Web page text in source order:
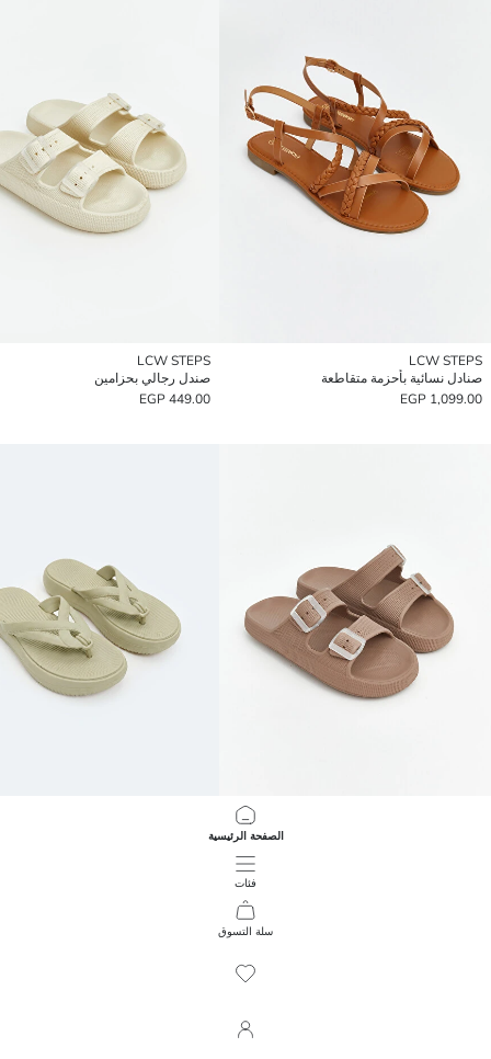
الصفحة الرئيسية
فئات
سلة التسوق
LCW STEPS
صنادل نسائية بأحزمة متقاطعة
1,099.00 EGP
LCW STEPS
صندل رجالي بحزامين
449.00 EGP
شبشب نسائي